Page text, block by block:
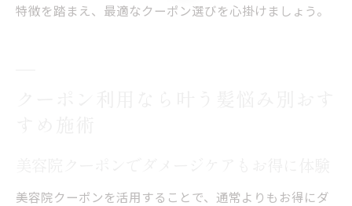
特徴を踏まえ、最適なクーポン選びを心掛けましょう。
美容院クーポンを活用することで、通常よりもお得にダ